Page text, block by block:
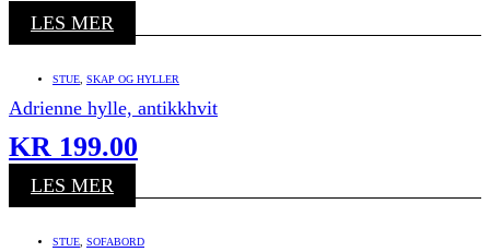
LES MER
STUE SKAP OG HYLLER
Adrienne hylle, antikkhvit
KR 199.00
LES MER
STUE SOFABORD